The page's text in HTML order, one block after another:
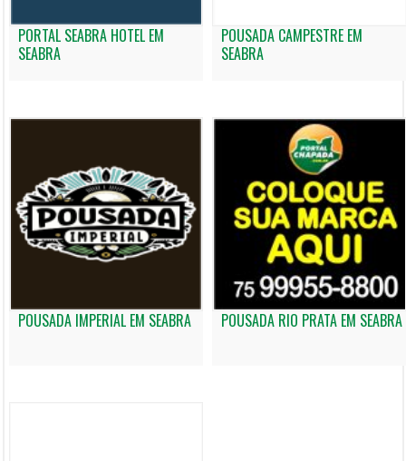
PORTAL SEABRA HOTEL EM
SEABRA
POUSADA CAMPESTRE EM
SEABRA
POUSADA IMPERIAL EM SEABRA POUSADA RIO PRATA EM SEABRA